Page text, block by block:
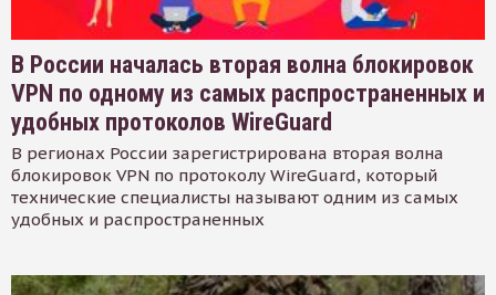
В России началась вторая волна блокировок
VPN по одному из самых распространенных и
удобных протоколов WireGuard
В регионах России зарегистрирована вторая волна
блокировок VPN по протоколу WireGuard, который
технические специалисты называют одним из самых
удобных и распространенных